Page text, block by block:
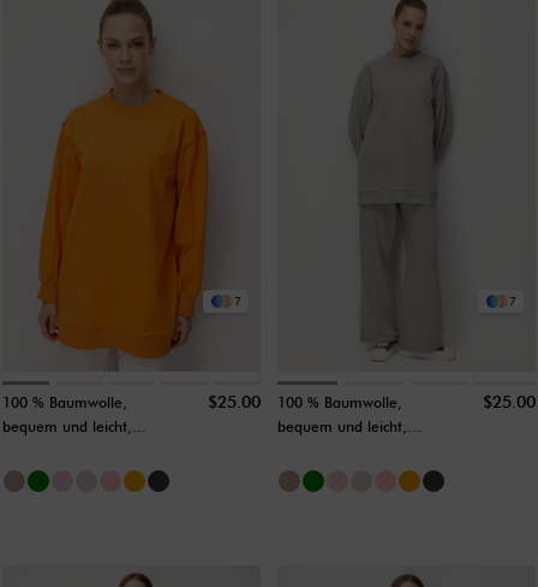
7
100 % Baumwolle,
bequem und leicht,
Clutch, süßes Orange
$25.00
7
100 % Baumwolle,
bequem und leicht,
Clutch, zartes Grau
$25.00